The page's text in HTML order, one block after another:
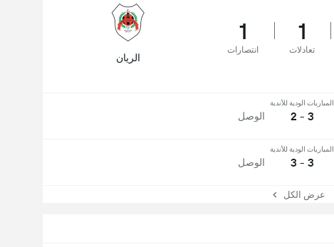
1
تعادلات
1
انتصارات
الريان
المباريات الودية للأندية
3 - 2 الوصل
المباريات الودية للأندية
3 - 3 الوصل
عرض الكل